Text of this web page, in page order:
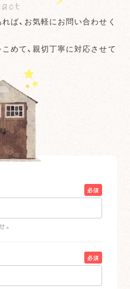
ば、お気軽にお問い合わせく
めて、親切丁寧に対応させて
必須
必須